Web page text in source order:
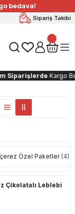
bedava!
Sipariş Takibi
SiparişlerdeKargo
Özel Paketler(4)
Çikolatalı Leblebi